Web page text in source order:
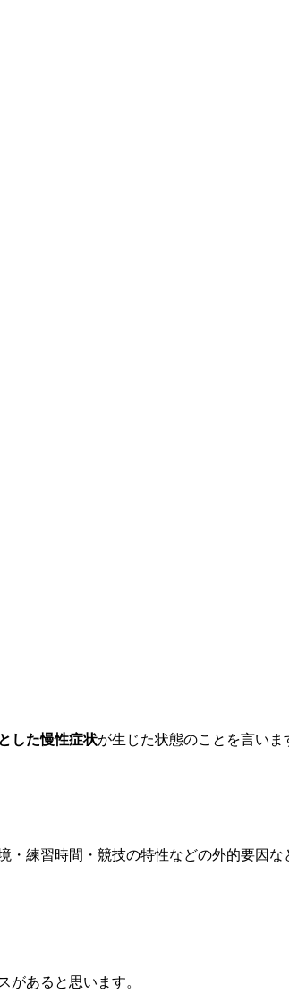
した慢性症状が生じた状態のことを言いま
練習時間・競技の特性などの外的要因な
があると思います。